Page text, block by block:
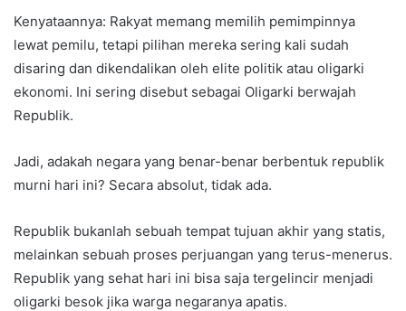
Kenyataannya: Rakyat memang memilih pemimpinnya
lewat pemilu, tetapi pilihan mereka sering kali sudah
disaring dan dikendalikan oleh elite politik atau oligarki
ekonomi. Ini sering disebut sebagai Oligarki berwajah
Republik.
Jadi, adakah negara yang benar-benar berbentuk republik
murni hari ini? Secara absolut, tidak ada.
​Republik bukanlah sebuah tempat tujuan akhir yang statis,
melainkan sebuah proses perjuangan yang terus-menerus.
Republik yang sehat hari ini bisa saja tergelincir menjadi
oligarki besok jika warga negaranya apatis.